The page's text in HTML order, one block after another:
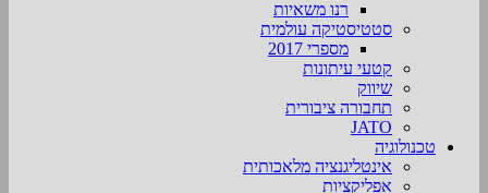
רנו משאיות
סטטיסטיקה עולמית
מספרי 2017
קטעי עיתונות
שיווק
תחבורה ציבורית
JATO
טכנולוגיה
אינטליגנציה מלאכותית
אפליקציות